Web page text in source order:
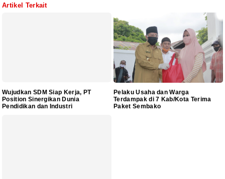
Artikel Terkait
Wujudkan SDM Siap Kerja, PT
Position Sinergikan Dunia
Pendidikan dan Industri
Pelaku Usaha dan Warga
Terdampak di 7 Kab/Kota Terima
Paket Sembako